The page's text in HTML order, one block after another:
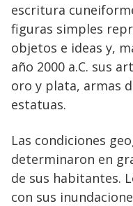
escritura
figuras simples
objetos e ideas y,
año 2000 a.C. sus
oro y plata, armas
estatuas.
Las condiciones
determinaron en
de sus habitantes.
con sus